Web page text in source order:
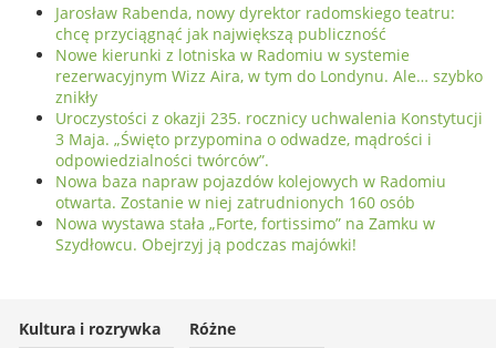
Jarosław Rabenda, nowy dyrektor radomskiego teatru:
chcę przyciągnąć jak największą publiczność
Nowe kierunki z lotniska w Radomiu w systemie
rezerwacyjnym Wizz Aira, w tym do Londynu. Ale… szybko
znikły
Uroczystości z okazji 235. rocznicy uchwalenia Konstytucji
3 Maja. „Święto przypomina o odwadze, mądrości i
odpowiedzialności twórców”.
Nowa baza napraw pojazdów kolejowych w Radomiu
otwarta. Zostanie w niej zatrudnionych 160 osób
Nowa wystawa stała „Forte, fortissimo” na Zamku w
Szydłowcu. Obejrzyj ją podczas majówki!
Kultura i rozrywka Różne